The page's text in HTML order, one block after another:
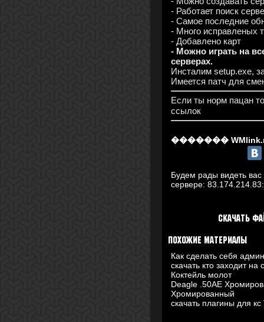
- Работает поиск
- Самое последние
- Много исправленых
- Добавлено карт
- Можно играть на
серверах.
Инсталим setup.exe,
Имеется патч для
Если ты норм пацан
ссылок
�������
Будем рады видеть
сервере:
Скачать
Похожие материалы
Как сделать себя
скачать кто заходит на
Коктейль молот
Deagle .50AE
Хромированный
скачать плагины для